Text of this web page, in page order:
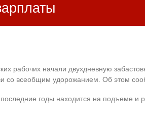
рабочих начали двухдневную
со всеобщим удорожанием. Об этом
годы находится на подъеме и